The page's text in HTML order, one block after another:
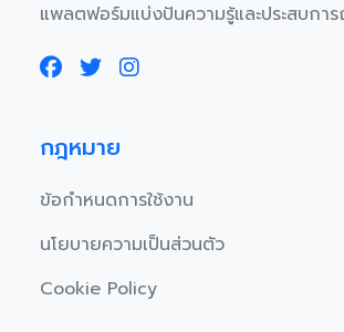
แพลตฟอร์มแบ่งปันความรู้และประสบกา
กฎหมาย
ข้อกำหนดการใช้งาน
นโยบายความเป็นส่วนตัว
Cookie Policy